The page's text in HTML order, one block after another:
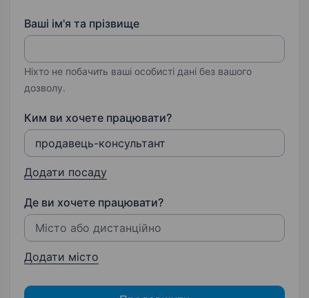
Ваші ім'я та прізвище
Ніхто не побачить ваші особисті дані без вашого
дозволу.
Ким ви хочете працювати?
Додати посаду
Де ви хочете працювати?
Додати місто